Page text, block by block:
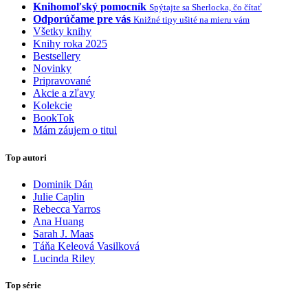
Knihomoľský pomocník Spýtajte sa Sherlocka, čo čítať
Odporúčame pre vás Knižné tipy ušité na mieru vám
Všetky knihy
Knihy roka 2025
Bestsellery
Novinky
Pripravované
Akcie a zľavy
Kolekcie
BookTok
Mám záujem o titul
Top autori
Dominik Dán
Julie Caplin
Rebecca Yarros
Ana Huang
Sarah J. Maas
Táňa Keleová Vasilková
Lucinda Riley
Top série